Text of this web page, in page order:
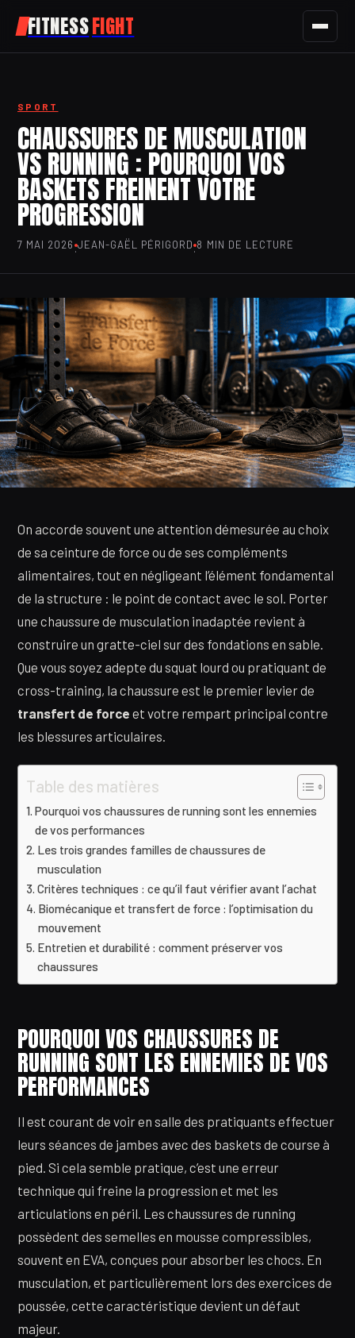
FITNESSFIGHT
SPORT
NUTRITION
SANTÉ
BIEN-ÊTRE
SPORT
CHAUSSURES DE MUSCULATION
VS RUNNING : POURQUOI VOS
BASKETS FREINENT VOTRE
PROGRESSION
7 MAI 2026·JEAN-GAËL PÉRIGORD·8 MIN DE LECTURE
On accorde souvent une attention démesurée au choix
de sa ceinture de force ou de ses compléments
alimentaires, tout en négligeant l’élément fondamental
de la structure : le point de contact avec le sol. Porter
une chaussure de musculation inadaptée revient à
construire un gratte-ciel sur des fondations en sable.
Que vous soyez adepte du squat lourd ou pratiquant de
cross-training, la chaussure est le premier levier de
transfert de force et votre rempart principal contre
les blessures articulaires.
Table des matières
Pourquoi vos chaussures de running sont les ennemies
de vos performances
Les trois grandes familles de chaussures de
musculation
Critères techniques : ce qu’il faut vérifier avant l’achat
Biomécanique et transfert de force : l’optimisation du
mouvement
Entretien et durabilité : comment préserver vos
chaussures
POURQUOI VOS CHAUSSURES DE
RUNNING SONT LES ENNEMIES DE VOS
PERFORMANCES
Il est courant de voir en salle des pratiquants effectuer
leurs séances de jambes avec des baskets de course à
pied. Si cela semble pratique, c’est une erreur
technique qui freine la progression et met les
articulations en péril. Les chaussures de running
possèdent des semelles en mousse compressibles,
souvent en EVA, conçues pour absorber les chocs. En
musculation, et particulièrement lors des exercices de
poussée, cette caractéristique devient un défaut
majeur.